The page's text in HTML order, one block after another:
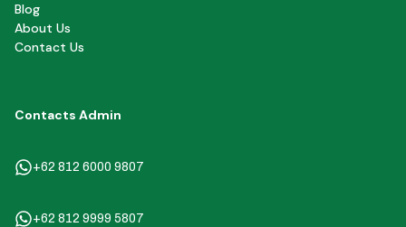
Blog
About Us
Contact Us
Contacts Admin
+62 812 6000 9807
+62 812 9999 5807